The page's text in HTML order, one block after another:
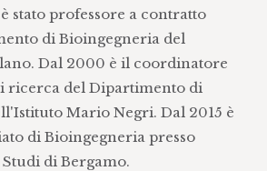
stato professore a contratto
di Bioingegneria del
Dal 2000 è il coordinatore
ricerca del Dipartimento di
Mario Negri. Dal 2015 è
di Bioingegneria presso
di Bergamo.